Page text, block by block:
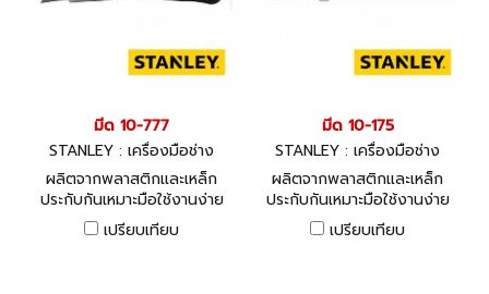
มีด 10-777
STANLEY : เครื่องมือช่าง
ผลิตจากพลาสติกและเหล็ก
ประกับกันเหมาะมือใช้งานง่าย
เปรียบเทียบ
มีด 10-175
STANLEY : เครื่องมือช่าง
ผลิตจากพลาสติกและเหล็ก
ประกับกันเหมาะมือใช้งานง่าย
เปรียบเทียบ